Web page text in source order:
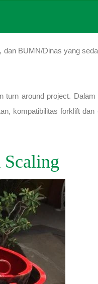
BUMN/Dinas yang
turn around project.
kompatibilitas forklift